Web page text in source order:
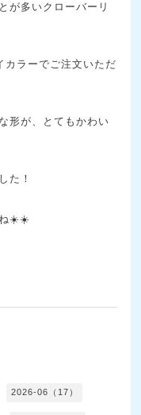
が多いクローバーリ
カラーでご注文いただ
形が、とてもかわい
た！
ね☀️☀️
2026-06（17）